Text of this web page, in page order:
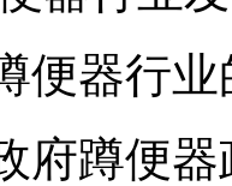
行业的
便器政